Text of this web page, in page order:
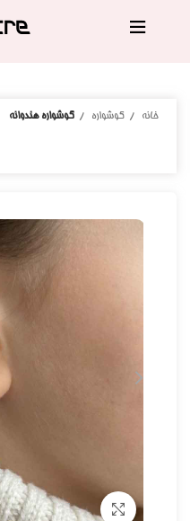
خانه گوشواره گوشواره هندوانه
برای بزرگنمایی کلیک کنید